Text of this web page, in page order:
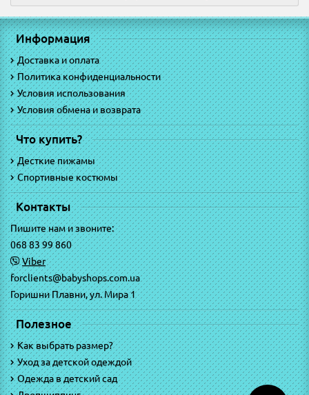
Информация
Доставка и оплата
Политика конфиденциальности
Условия использования
Условия обмена и возврата
Что купить?
Десткие пижамы
Спортивные костюмы
Контакты
Пишите нам и звоните:
068 83 99 860
Viber
forclients@babyshops.com.ua
Горишни Плавни, ул. Мира 1
Полезное
Как выбрать размер?
Уход за детской одеждой
Одежда в детский сад